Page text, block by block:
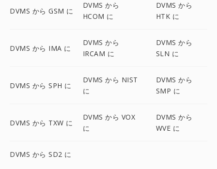
DVMS から GSM に
DVMS から
HCOM に
DVMS から
HTK に
DVMS から IMA に
DVMS から
IRCAM に
DVMS から
SLN に
DVMS から SPH に
DVMS から NIST
に
DVMS から
SMP に
DVMS から TXW に
DVMS から VOX
に
DVMS から
WVE に
DVMS から SD2 に